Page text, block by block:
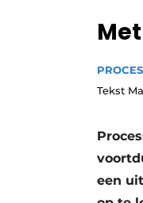
Tekst
een